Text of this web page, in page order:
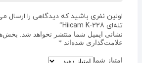
اولین نفری باشید که دیدگاهی را ارسال
تله‌ای Hiicam K-228”
نشانی ایمیل شما منتشر نخواهد شد.
علامت‌گذاری شده‌اند *
امتیاز شما